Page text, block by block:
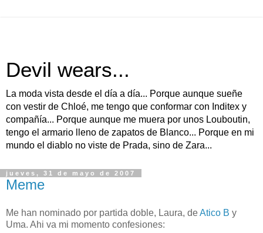
Devil wears...
La moda vista desde el día a día... Porque aunque sueñe
con vestir de Chloé, me tengo que conformar con Inditex y
compañía... Porque aunque me muera por unos Louboutin,
tengo el armario lleno de zapatos de Blanco... Porque en mi
mundo el diablo no viste de Prada, sino de Zara...
jueves, 31 de mayo de 2007
Meme
Me han nominado por partida doble, Laura, deAtico B y
Uma. Ahi va mi momento confesiones: